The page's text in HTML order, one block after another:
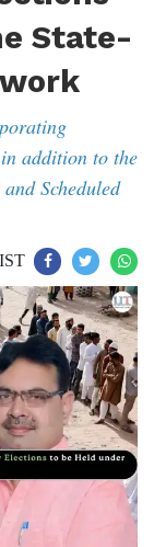
State-
addition to the
Scheduled